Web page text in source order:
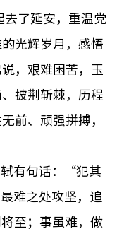
去了延安，重温党
光辉岁月，感悟
，艰难困苦，玉
披荆斩棘，历程
前、顽强拼搏，
有句话：“犯其
难之处攻坚，追
至；事虽难，做